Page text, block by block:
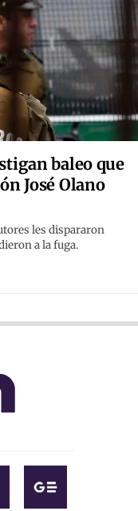
baleo que
José Olano
les dispararon
a la fuga.